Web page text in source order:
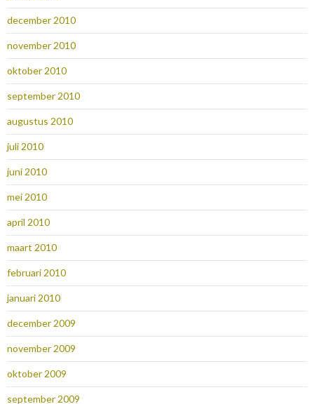
december 2010
november 2010
oktober 2010
september 2010
augustus 2010
juli 2010
juni 2010
mei 2010
april 2010
maart 2010
februari 2010
januari 2010
december 2009
november 2009
oktober 2009
september 2009